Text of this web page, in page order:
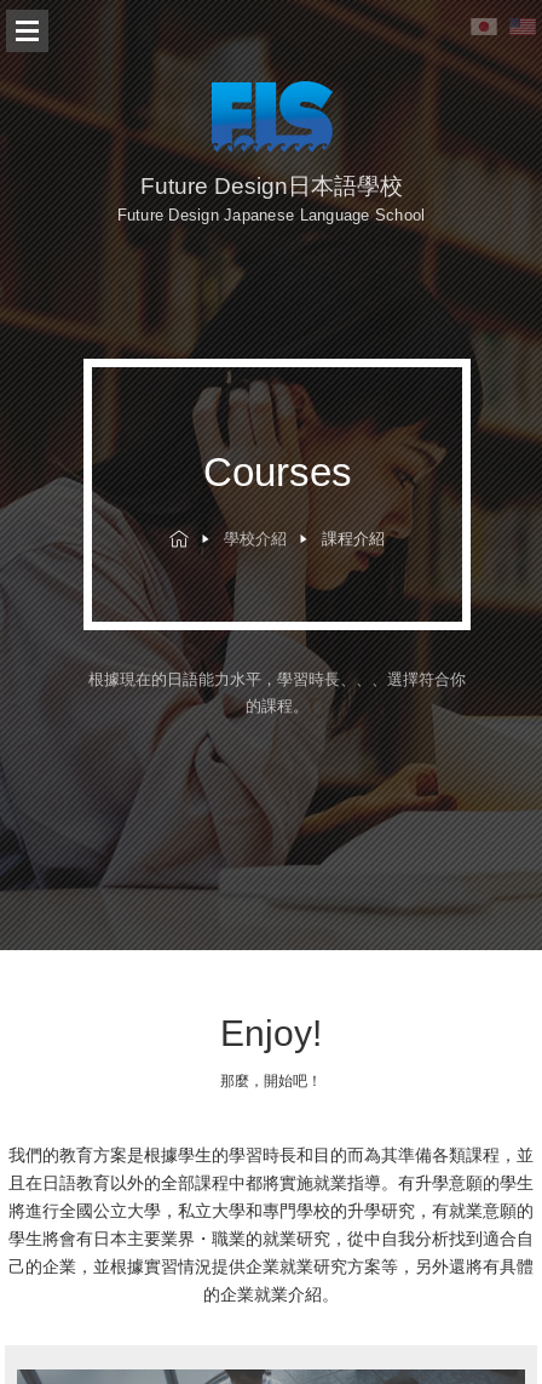
Future Design日本語學校
Future Design Japanese Language School
Courses
學校介紹 課程介紹
根據現在的日語能力水平，學習時長、、、選擇符合你
的課程。
Enjoy!
那麼，開始吧！
我們的教育方案是根據學生的學習時長和目的而為其準備各類課程， 並
且在日語教育以外的全部課程中都將實施就業指導。 有升學意願的學生
將進行全國公立大學，私立大學和專門學校的升學研究， 有就業意願的
學生將會有日本主要業界・職業的就業研究，從中自我分析找到適合自
己的企業， 並根據實習情況提供企業就業研究方案等，另外還將有具體
的企業就業介紹。